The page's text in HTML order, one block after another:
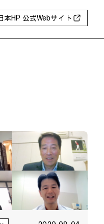
本HP 公式Webサイト